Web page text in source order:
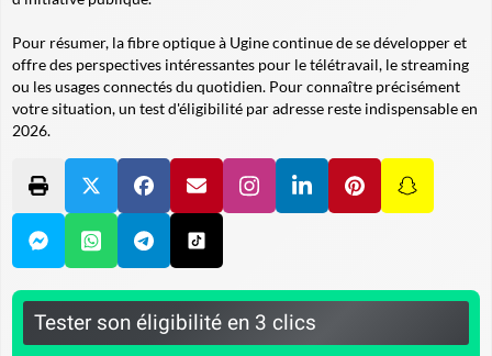
Pour résumer, la fibre optique à Ugine continue de se développer et
offre des perspectives intéressantes pour le télétravail, le streaming
ou les usages connectés du quotidien. Pour connaître précisément
votre situation, un test d'éligibilité par adresse reste indispensable en
2026.
Tester son éligibilité en 3 clics